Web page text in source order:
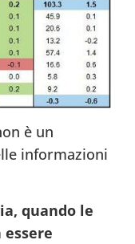
è un
informazioni
quando le